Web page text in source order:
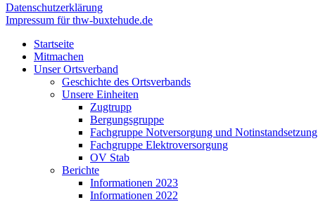
Datenschutzerklärung
Impressum für thw-buxtehude.de
Startseite
Mitmachen
Unser Ortsverband
Geschichte des Ortsverbands
Unsere Einheiten
Zugtrupp
Bergungsgruppe
Fachgruppe Notversorgung und Notinstandsetzung
Fachgruppe Elektroversorgung
OV Stab
Berichte
Informationen 2023
Informationen 2022